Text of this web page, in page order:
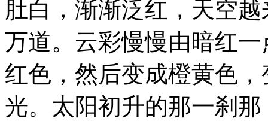
肚白，渐渐泛红，天空
万道。云彩慢慢由暗红
红色，然后变成橙黄色
光。太阳初升的那一刹